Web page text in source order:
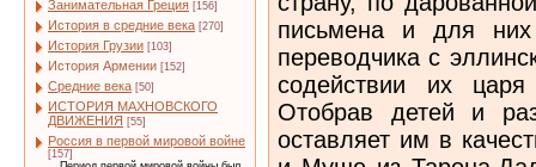
Занимательная Греция [156]
История в средние века [270]
История Грузии [103]
История Армении [152]
Средние века [50]
ИСТОРИЯ МАХНОВСКОГО
ДВИЖЕНИЯ [55]
Россия в первой мировой войне
[157]
письмена и для
переводчика с
содействии их
Отобрав детей и
оставляет им в